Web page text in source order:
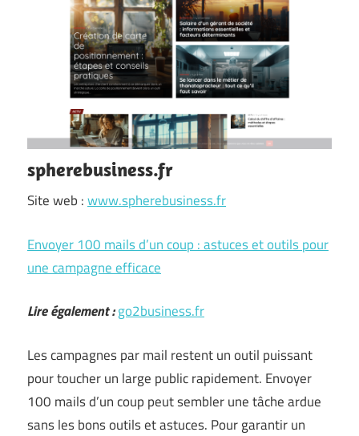
spherebusiness.fr
Site web :www.spherebusiness.fr
Envoyer 100 mails d’un coup : astuces et outils pour
une campagne efficace
Lire également :go2business.fr
Les campagnes par mail restent un outil puissant
pour toucher un large public rapidement. Envoyer
100 mails d’un coup peut sembler une tâche ardue
sans les bons outils et astuces. Pour garantir un